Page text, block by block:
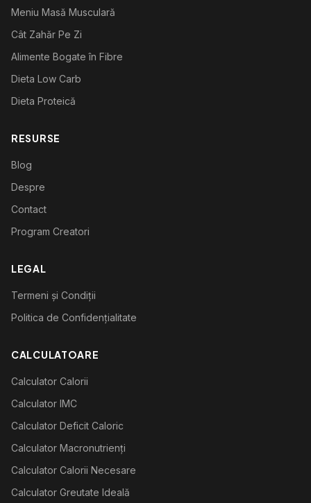
Meniu Masă Musculară
Cât Zahăr Pe Zi
Alimente Bogate în Fibre
Dieta Low Carb
Dieta Proteică
RESURSE
Blog
Despre
Contact
Program Creatori
LEGAL
Termeni și Condiții
Politica de Confidențialitate
CALCULATOARE
Calculator Calorii
Calculator IMC
Calculator Deficit Caloric
Calculator Macronutrienți
Calculator Calorii Necesare
Calculator Greutate Ideală